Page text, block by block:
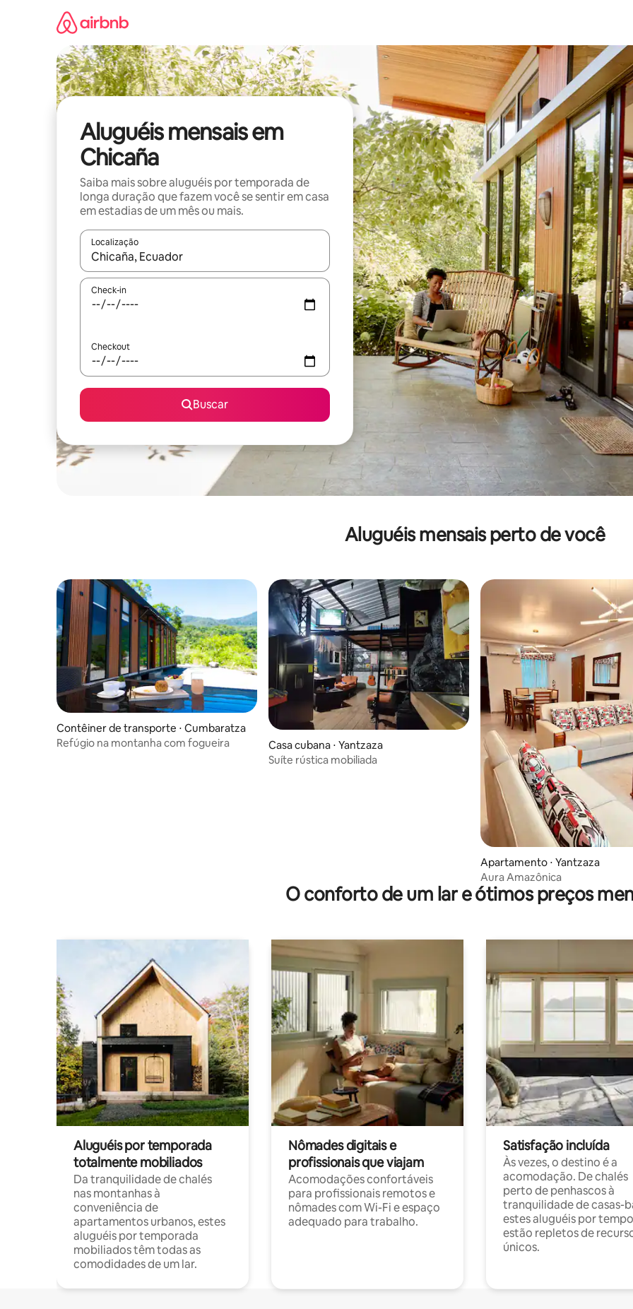
Aluguéis mensais em
Chicaña
Saiba mais sobre aluguéis por temporada de
longa duração que fazem você se sentir em casa
em estadias de um mês ou mais.
Localização
Quando os resultados estiverem disponíveis, explore-os usando as seta para cima e para baixo do teclado ou tocando
Check-in
Checkout
Buscar
Aluguéis mensais perto de você
Contêiner de transporte ⋅ Cumbaratza
Refúgio na montanha com fogueira
Casa cubana ⋅ Yantzaza
Suíte rústica mobiliada
Apartamento ⋅ Yantzaza
Aura Amazônica
O conforto de um lar e ótimos preços
Aluguéis por temporada
totalmente mobiliados
Da tranquilidade de chalés
nas montanhas à
conveniência de
apartamentos urbanos, estes
aluguéis por temporada
mobiliados têm todas as
comodidades de um lar.
Nômades digitais e
profissionais que viajam
Acomodações confortáveis
para profissionais remotos e
nômades com Wi-Fi e espaço
adequado para trabalho.
Satisfação incluída
Às vezes, o destino é a
acomodação. De chalés
perto de penhascos à
tranquilidade de casas-
estes aluguéis por
estão repletos de
únicos.